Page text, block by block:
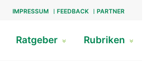
IMPRESSUM FEEDBACK PARTNER
Ratgeber Rubriken